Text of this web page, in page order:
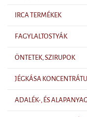
IRCA TERMÉKEK
FAGYLALTOSTYÁK
ÖNTETEK, SZIRUPOK
JÉGKÁSA
ADALÉK-, ÉS